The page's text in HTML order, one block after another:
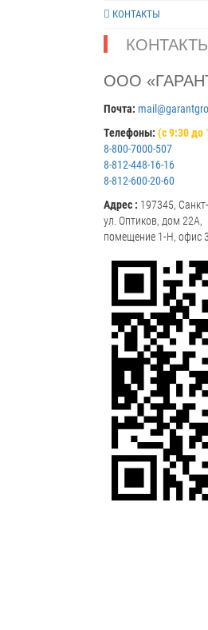
КОНТАКТЫ
ООО
Почта:
Телефоны: (с 9:30 до
8-800-7000-507
8-812-448-16-16
8-812-600-20-60
Адрес : 197345,
ул. Оптиков, дом 22А,
помещение 1-Н, офис